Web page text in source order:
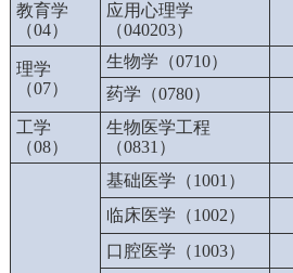
教育学
（04）
应用心理学
（040203）
理学
（07）
生物学（0710）
药学（0780）
工学
（08）
生物医学工程
（0831 ）
基础医学（1001 ）
临床医学（1002）
口腔医学（1003）